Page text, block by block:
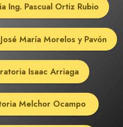
Ing. Pascual Ortiz Rubio
María Morelos y Pavón
Isaac Arriaga
Melchor Ocampo